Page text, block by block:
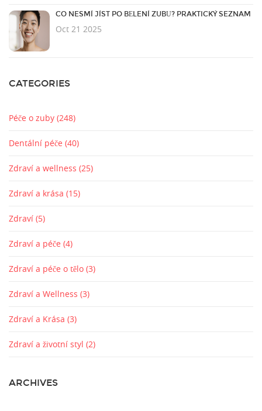
CO NESMÍ JÍST PO BĚLENÍ ZUBŮ? PRAKTICKÝ SEZNAM
Oct 21 2025
CATEGORIES
Péče o zuby (248)
Dentální péče (40)
Zdraví a wellness (25)
Zdraví a krása (15)
Zdraví (5)
Zdraví a péče (4)
Zdraví a péče o tělo (3)
Zdraví a Wellness (3)
Zdraví a Krása (3)
Zdraví a životní styl (2)
ARCHIVES